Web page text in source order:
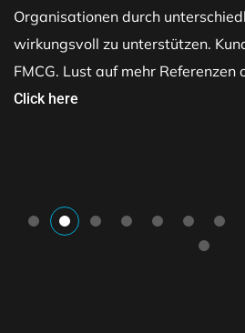
Organisationen durch
wirkungsvoll zu unterstützen.
FMCG. Lust auf mehr
Click here